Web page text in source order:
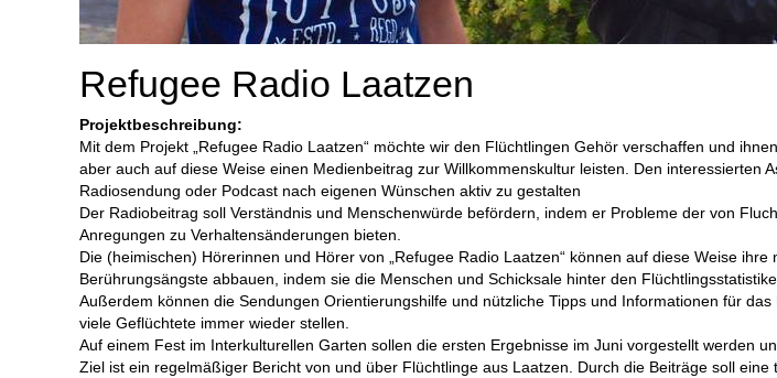
Refugee Radio Laatzen
Projektbeschreibung:
Mit dem Projekt „Refugee Radio Laatzen“ möchte wir den Flüchtlingen Gehör verschaffen und
aber auch auf diese Weise einen Medienbeitrag zur Willkommenskultur leisten. Den
Radiosendung oder Podcast nach eigenen Wünschen aktiv zu gestalten
Der Radiobeitrag soll Verständnis und Menschenwürde befördern, indem er Probleme der von
Anregungen zu Verhaltensänderungen bieten.
Die (heimischen) Hörerinnen und Hörer von „Refugee Radio Laatzen“ können auf diese Weise
Berührungsängste abbauen, indem sie die Menschen und Schicksale hinter den
Außerdem können die Sendungen Orientierungshilfe und nützliche Tipps und Informationen für
viele Geflüchtete immer wieder stellen.
Auf einem Fest im Interkulturellen Garten sollen die ersten Ergebnisse im Juni vorgestellt werden
Ziel ist ein regelmäßiger Bericht von und über Flüchtlinge aus Laatzen. Durch die Beiträge soll